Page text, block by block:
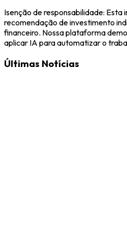
Isenção de responsabilidade: Esta
recomendação de investimento
financeiro. Nossa plataforma
aplicar IA para automatizar o
Últimas Notícias